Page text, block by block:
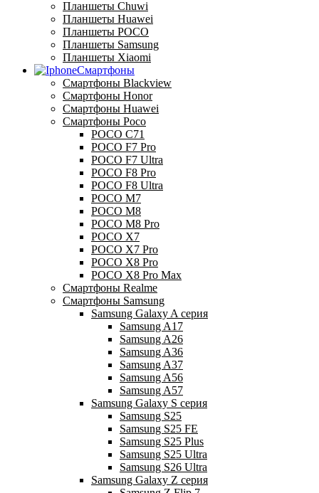
Планшеты Chuwi
Планшеты Huawei
Планшеты POCO
Планшеты Samsung
Планшеты Xiaomi
Смартфоны
Смартфоны Blackview
Смартфоны Honor
Смартфоны Huawei
Смартфоны Poco
POCO C71
POCO F7 Pro
POCO F7 Ultra
POCO F8 Pro
POCO F8 Ultra
POCO M7
POCO M8
POCO M8 Pro
POCO X7
POCO X7 Pro
POCO X8 Pro
POCO X8 Pro Max
Смартфоны Realme
Смартфоны Samsung
Samsung Galaxy A серия
Samsung A17
Samsung A26
Samsung A36
Samsung A37
Samsung A56
Samsung A57
Samsung Galaxy S серия
Samsung S25
Samsung S25 FE
Samsung S25 Plus
Samsung S25 Ultra
Samsung S26 Ultra
Samsung Galaxy Z серия